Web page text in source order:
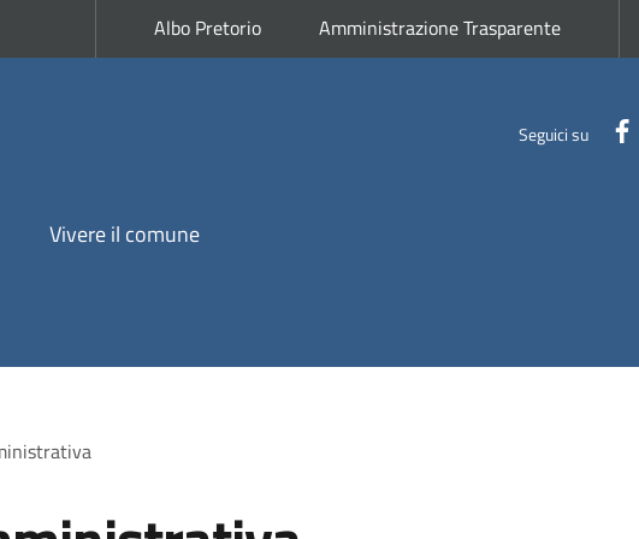
Albo Pretorio Amministrazione Trasparente
Seguici su
Vivere il comune